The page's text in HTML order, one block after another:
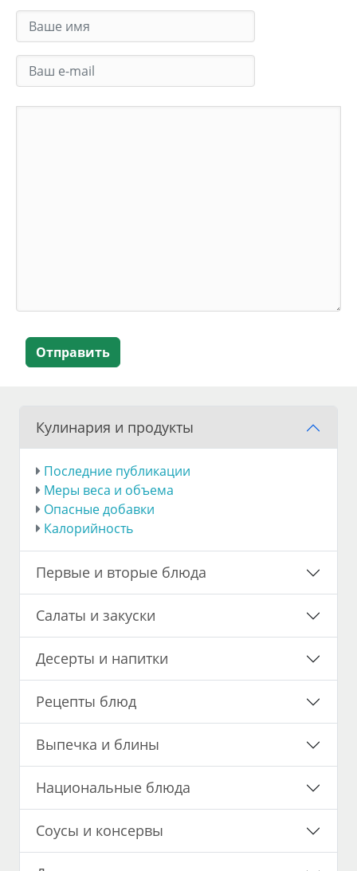
Отправить
Кулинария и продукты
Последние публикации
Меры веса и объема
Опасные добавки
Калорийность
Первые и вторые блюда
Салаты и закуски
Десерты и напитки
Рецепты блюд
Выпечка и блины
Национальные блюда
Соусы и консервы